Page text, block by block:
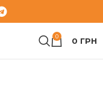
0 0 ГРН